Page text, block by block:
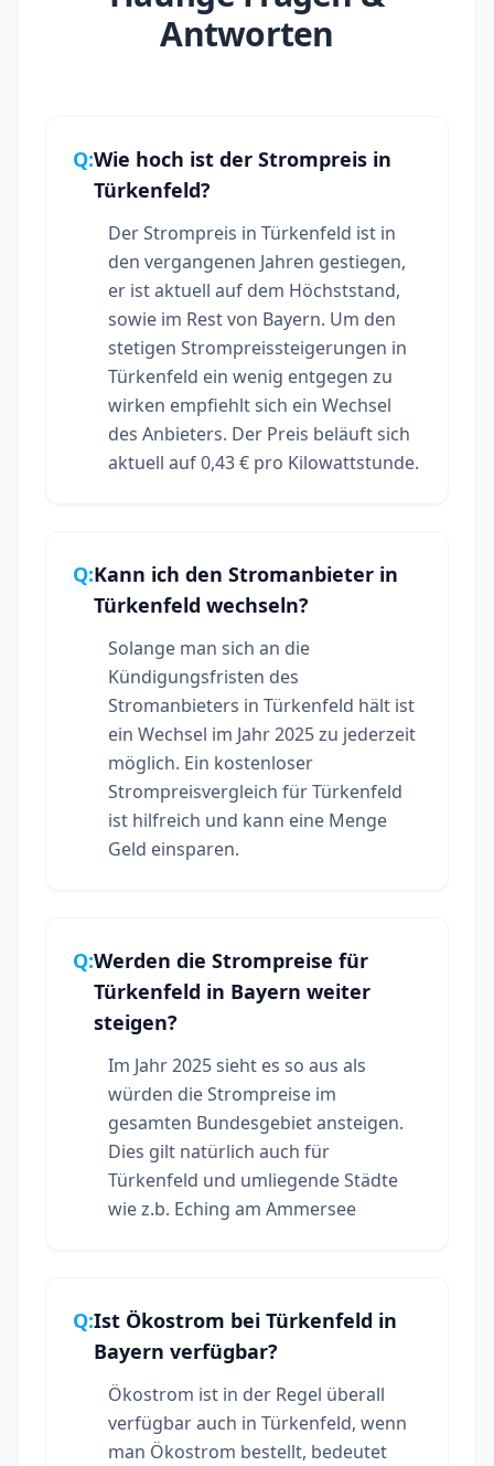
Antworten
Q:Wie hoch ist der Strompreis in
Türkenfeld?
Der Strompreis in Türkenfeld ist in
den vergangenen Jahren gestiegen,
er ist aktuell auf dem Höchststand,
sowie im Rest von Bayern. Um den
stetigen Strompreissteigerungen in
Türkenfeld ein wenig entgegen zu
wirken empfiehlt sich ein Wechsel
des Anbieters. Der Preis beläuft sich
aktuell auf 0,43 € pro Kilowattstunde.
Q:Kann ich den Stromanbieter in
Türkenfeld wechseln?
Solange man sich an die
Kündigungsfristen des
Stromanbieters in Türkenfeld hält ist
ein Wechsel im Jahr 2025 zu jederzeit
möglich. Ein kostenloser
Strompreisvergleich für Türkenfeld
ist hilfreich und kann eine Menge
Geld einsparen.
Q:Werden die Strompreise für
Türkenfeld in Bayern weiter
steigen?
Im Jahr 2025 sieht es so aus als
würden die Strompreise im
gesamten Bundesgebiet ansteigen.
Dies gilt natürlich auch für
Türkenfeld und umliegende Städte
wie z.b. Eching am Ammersee
Q:Ist Ökostrom bei Türkenfeld in
Bayern verfügbar?
Ökostrom ist in der Regel überall
verfügbar auch in Türkenfeld, wenn
man Ökostrom bestellt, bedeutet